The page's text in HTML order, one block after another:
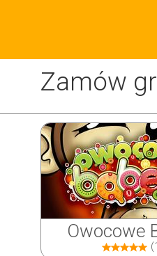
Zamów
Owocowe